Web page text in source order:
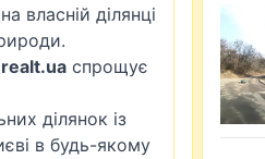
власній ділянці
realt.ua спрощує
ділянок із
в будь-якому